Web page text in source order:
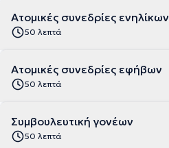
Ατομικές συνεδρίες ενηλίκων
50 λεπτά
Ατομικές συνεδρίες εφήβων
50 λεπτά
Συμβουλευτική γονέων
50 λεπτά